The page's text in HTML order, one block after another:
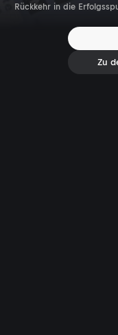
Rückkehr in die
Zu